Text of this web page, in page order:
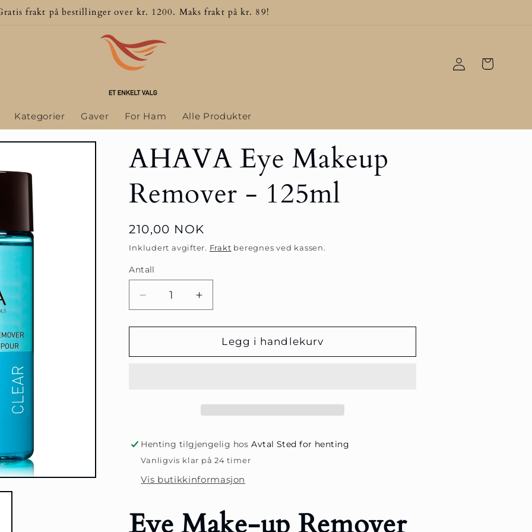
frakt på bestillinger over kr. 1200. Maks frakt på kr. 89!
Kategorier Gaver For Ham Alle Produkter
Logg
inn
Handlekurv
AHAVA Eye Makeup
Remover - 125ml
Vanlig
pris
210,00 NOK
Inkludert avgifter. Frakt beregnes ved kassen.
Antall
Antall
antallet
for
Eye
Øk
antallet
for
AHAVA
Eye
Legg i handlekurv
Henting tilgjengelig hosAvtal Sted for henting
Vanligvis klar på 24 timer
Vis butikkinformasjon
Eye Make-up Remover